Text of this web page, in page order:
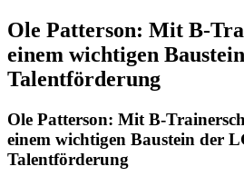
Ole Patterson: Mit B-
einem wichtigen
Talentförderung
Ole Patterson: Mit B-
einem wichtigen Baustein der
Talentförderung